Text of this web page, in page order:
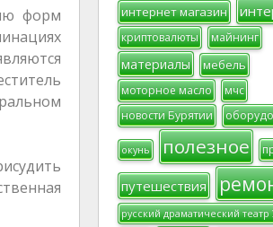
форм
интернет магазин
криптовалюты майнинг
материалы мебель
моторное масло
мчс
новости Бурятии
окунь полезное
путешествия
русский драматический театр